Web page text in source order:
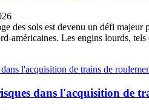
sols est devenu un défi majeur
américaines. Les engins lourds,
dans l'acquisition de